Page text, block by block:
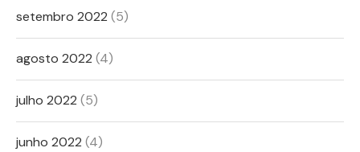
setembro 2022 (5)
agosto 2022 (4)
julho 2022 (5)
junho 2022 (4)